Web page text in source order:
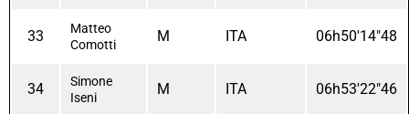
33
Matteo
Comotti
M ITA 06h50'14"48
34
Simone
Iseni
M ITA 06h53'22"46